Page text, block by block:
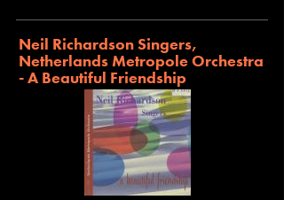
Neil Richardson Singers,
Netherlands Metropole Orchestra
- A Beautiful Friendship